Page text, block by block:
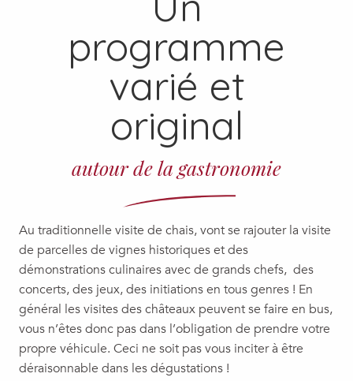
programme
varié et
original
autour de la gastronomie
Au traditionnelle visite de chais, vont se rajouter la visite
de parcelles de vignes historiques et des
démonstrations culinaires avec de grands chefs, des
concerts, des jeux, des initiations en tous genres ! En
général les visites des châteaux peuvent se faire en bus,
vous n’êtes donc pas dans l’obligation de prendre votre
propre véhicule. Ceci ne soit pas vous inciter à être
déraisonnable dans les dégustations !